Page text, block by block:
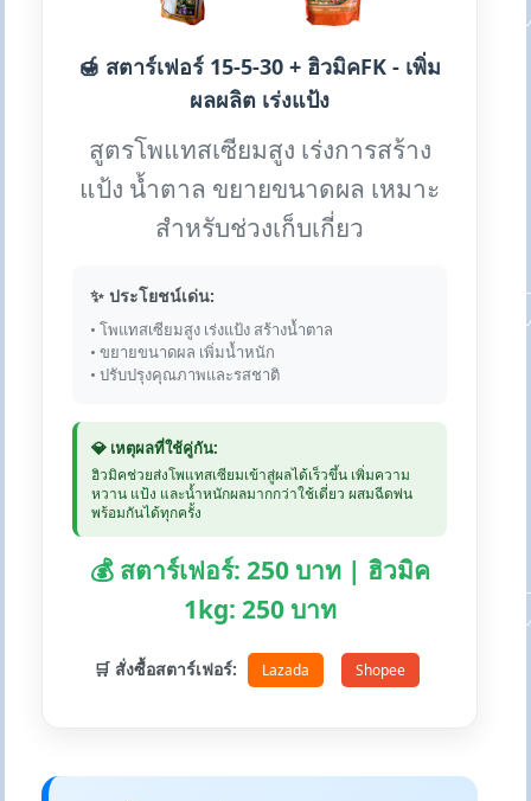
🍯 สตาร์เฟอร์ 15-5-30 + ฮิวมิคFK - เพิ่ม
ผลผลิต เร่งแป้ง
สูตรโพแทสเซียมสูง เร่งการสร้าง
แป้ง น้ำตาล ขยายขนาดผล เหมาะ
สำหรับช่วงเก็บเกี่ยว
✨ ประโยชน์เด่น:
• โพแทสเซียมสูง เร่งแป้ง สร้างน้ำตาล
• ขยายขนาดผล เพิ่มน้ำหนัก
• ปรับปรุงคุณภาพและรสชาติ
💎 เหตุผลที่ใช้คู่กัน:
ฮิวมิคช่วยส่งโพแทสเซียมเข้าสู่ผลได้เร็วขึ้น เพิ่มความ
หวาน แป้ง และน้ำหนักผลมากกว่าใช้เดี่ยว ผสมฉีดพ่น
พร้อมกันได้ทุกครั้ง
💰 สตาร์เฟอร์: 250 บาท | ฮิวมิค
1kg: 250 บาท
🛒 สั่งซื้อสตาร์เฟอร์: Lazada Shopee